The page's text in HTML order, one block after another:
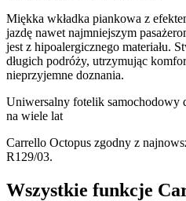
Miękka wkładka piankowa z
jazdę nawet najmniejszym
jest z hipoalergicznego materiału.
długich podróży, utrzymując
nieprzyjemne doznania.
Uniwersalny fotelik samochodowy
na wiele lat
Carrello Octopus zgodny z
R129/03.
Wszystkie funkcje